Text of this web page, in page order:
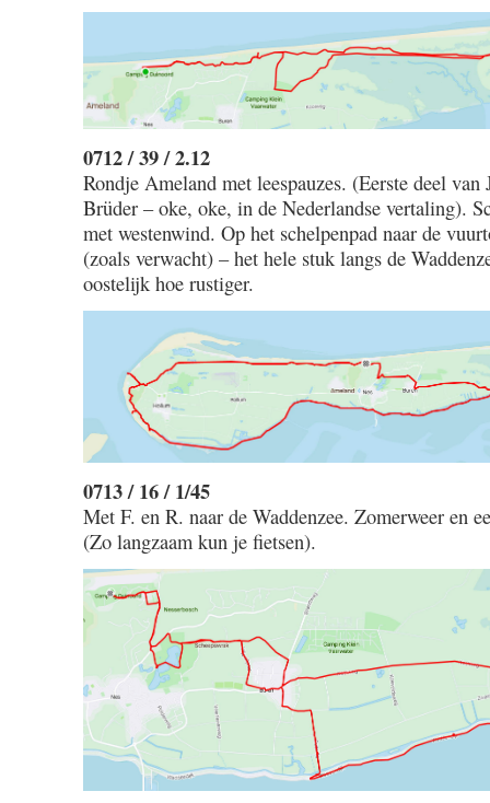
0712 / 39 / 2.12
Rondje Ameland met leespauzes. (Eerste deel van
Brüder – oke, oke, in de Nederlandse vertaling).
met westenwind. Op het schelpenpad naar de
(zoals verwacht) – het hele stuk langs de
oostelijk hoe rustiger.
0713 / 16 / 1/45
Met F. en R. naar de Waddenzee. Zomerweer en
(Zo langzaam kun je fietsen).